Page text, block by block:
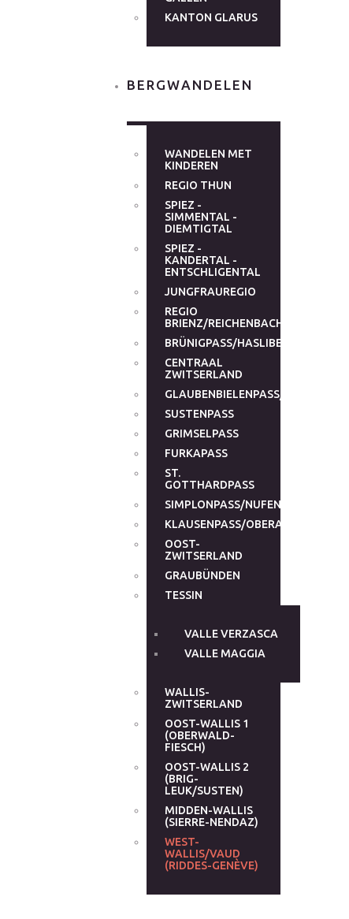
KANTON GLARUS
BERGWANDELEN
WANDELEN MET
KINDEREN
REGIO THUN
SPIEZ -
SIMMENTAL -
DIEMTIGTAL
SPIEZ -
KANDERTAL -
ENTSCHLIGENTAL
JUNGFRAUREGIO
REGIO
BRIENZ/REICHENBACHTAL
BRÜNIGPASS/HASLIBERG
CENTRAAL
ZWITSERLAND
GLAUBENBIELENPASS/
SUSTENPASS
GRIMSELPASS
FURKAPASS
ST.
GOTTHARDPASS
SIMPLONPASS/NUFENENPASS
KLAUSENPASS/OBERALPPASS
OOST-
ZWITSERLAND
GRAUBÜNDEN
TESSIN
VALLE VERZASCA
VALLE MAGGIA
WALLIS-
ZWITSERLAND
OOST-WALLIS 1
(OBERWALD-
FIESCH)
OOST-WALLIS 2
(BRIG-
LEUK/SUSTEN)
MIDDEN-WALLIS
(SIERRE-NENDAZ)
WEST-
WALLIS/VAUD
(RIDDES-GENÈVE)